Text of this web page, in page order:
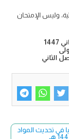
وليس الإمتحان
في تحديث المواد